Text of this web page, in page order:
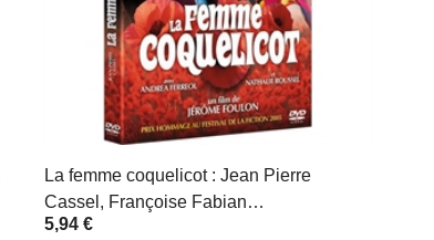
La femme coquelicot : Jean Pierre
Cassel, Françoise Fabian…
5,94 €